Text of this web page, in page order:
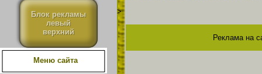
Блок рекламы
левый
верхний
Меню сайта
>
Реклама на